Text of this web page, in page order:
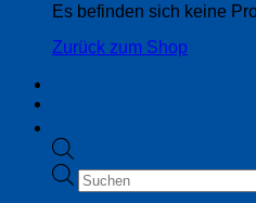
Es befinden sich keine
Zurück zum Shop
Products
search